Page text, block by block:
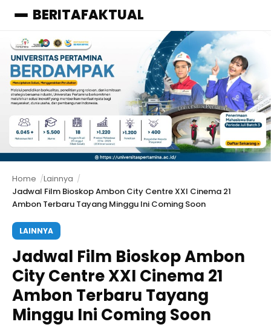
MenuBERITAFAKTUAL
Home
Lainnya
Jadwal Film Bioskop Ambon City Centre XXI Cinema 21
Ambon Terbaru Tayang Minggu Ini Coming Soon
LAINNYA
Jadwal Film Bioskop Ambon
City Centre XXI Cinema 21
Ambon Terbaru Tayang
Minggu Ini Coming Soon